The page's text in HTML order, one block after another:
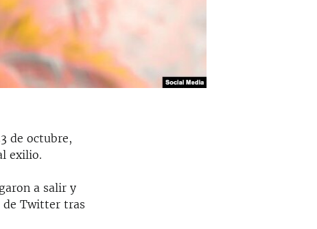
de octubre,
exilio.
a salir y
de Twitter tras